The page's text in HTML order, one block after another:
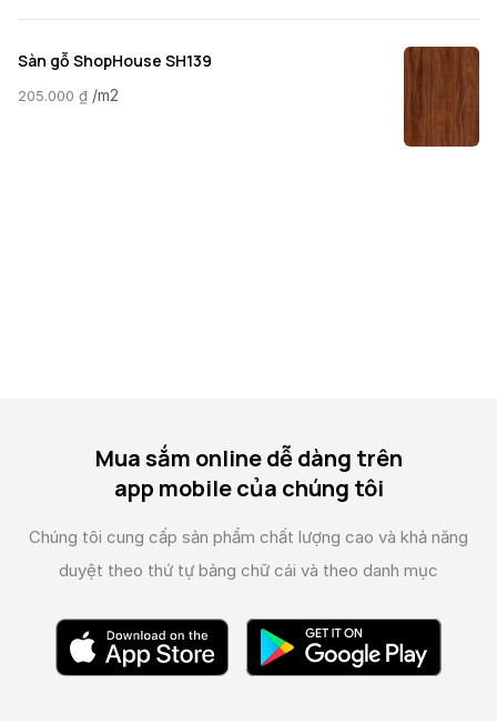
Sàn gỗ ShopHouse SH139
205.000 ₫ /m2
Mua sắm online dễ dàng trên
app mobile của chúng tôi
Chúng tôi cung cấp sản phẩm chất lượng cao và khả năng
duyệt theo thứ tự bảng chữ cái và theo danh mục